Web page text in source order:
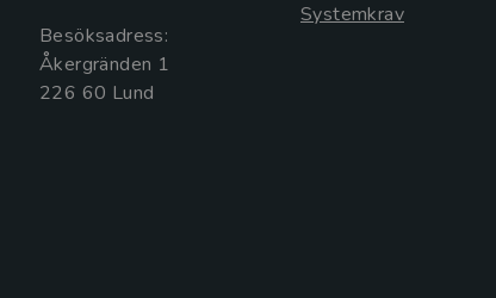
Besöksadress:
Åkergränden 1
Systemkrav